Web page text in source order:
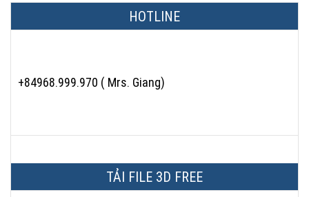
HOTLINE
+84968.999.970 ( Mrs. Giang)
TẢI FILE 3D FREE